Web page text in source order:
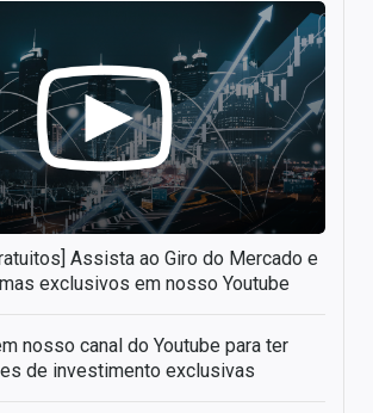
Assista ao Giro do Mercado e
exclusivos em nosso Youtube
nosso canal do Youtube para ter
de investimento exclusivas